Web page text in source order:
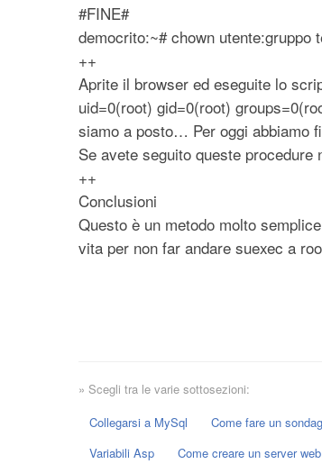
#FINE#
democrito:~# chown utente:gruppo
++
Aprite il browser ed eseguite lo
uid=0(root) gid=0(root)
siamo a posto… Per oggi abbiamo
Se avete seguito queste procedure
++
Conclusioni
Questo è un metodo molto
vita per non far andare suexec a
» Scegli tra le varie sottosezioni:
Collegarsi a MySql
Come fare un
Variabili Asp
Come creare un server